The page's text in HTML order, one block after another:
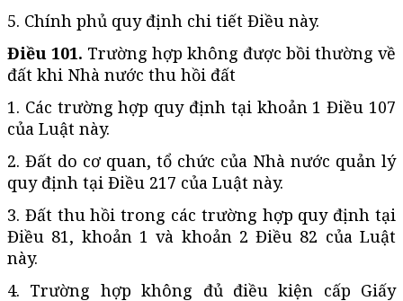
5. Chính phủ quy định chi tiết Điều này.
Điều 101. Trường hợp không được bồi thường về
đất khi Nhà nước thu hồi đất
1. Các trường hợp quy định tại khoản 1 Điều 107
của Luật này.
2. Đất do cơ quan, tổ chức của Nhà nước quản lý
quy định tại Điều 217 của Luật này.
3. Đất thu hồi trong các trường hợp quy định tại
Điều 81, khoản 1 và khoản 2 Điều 82 của Luật
này.
4. Trường hợp không đủ điều kiện cấp Giấy